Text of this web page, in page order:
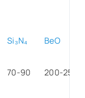
Si₃N₄
BeO
70-90 200-250